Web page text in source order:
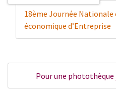
18ème Journée
économique d’Entreprise
Pour une